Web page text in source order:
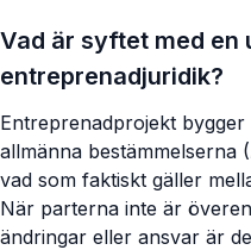
Vad är syftet med en
entreprenadjuridik?
Entreprenadprojekt
allmänna bestämmelserna
vad som faktiskt gäller
När parterna inte är
ändringar eller ansvar är